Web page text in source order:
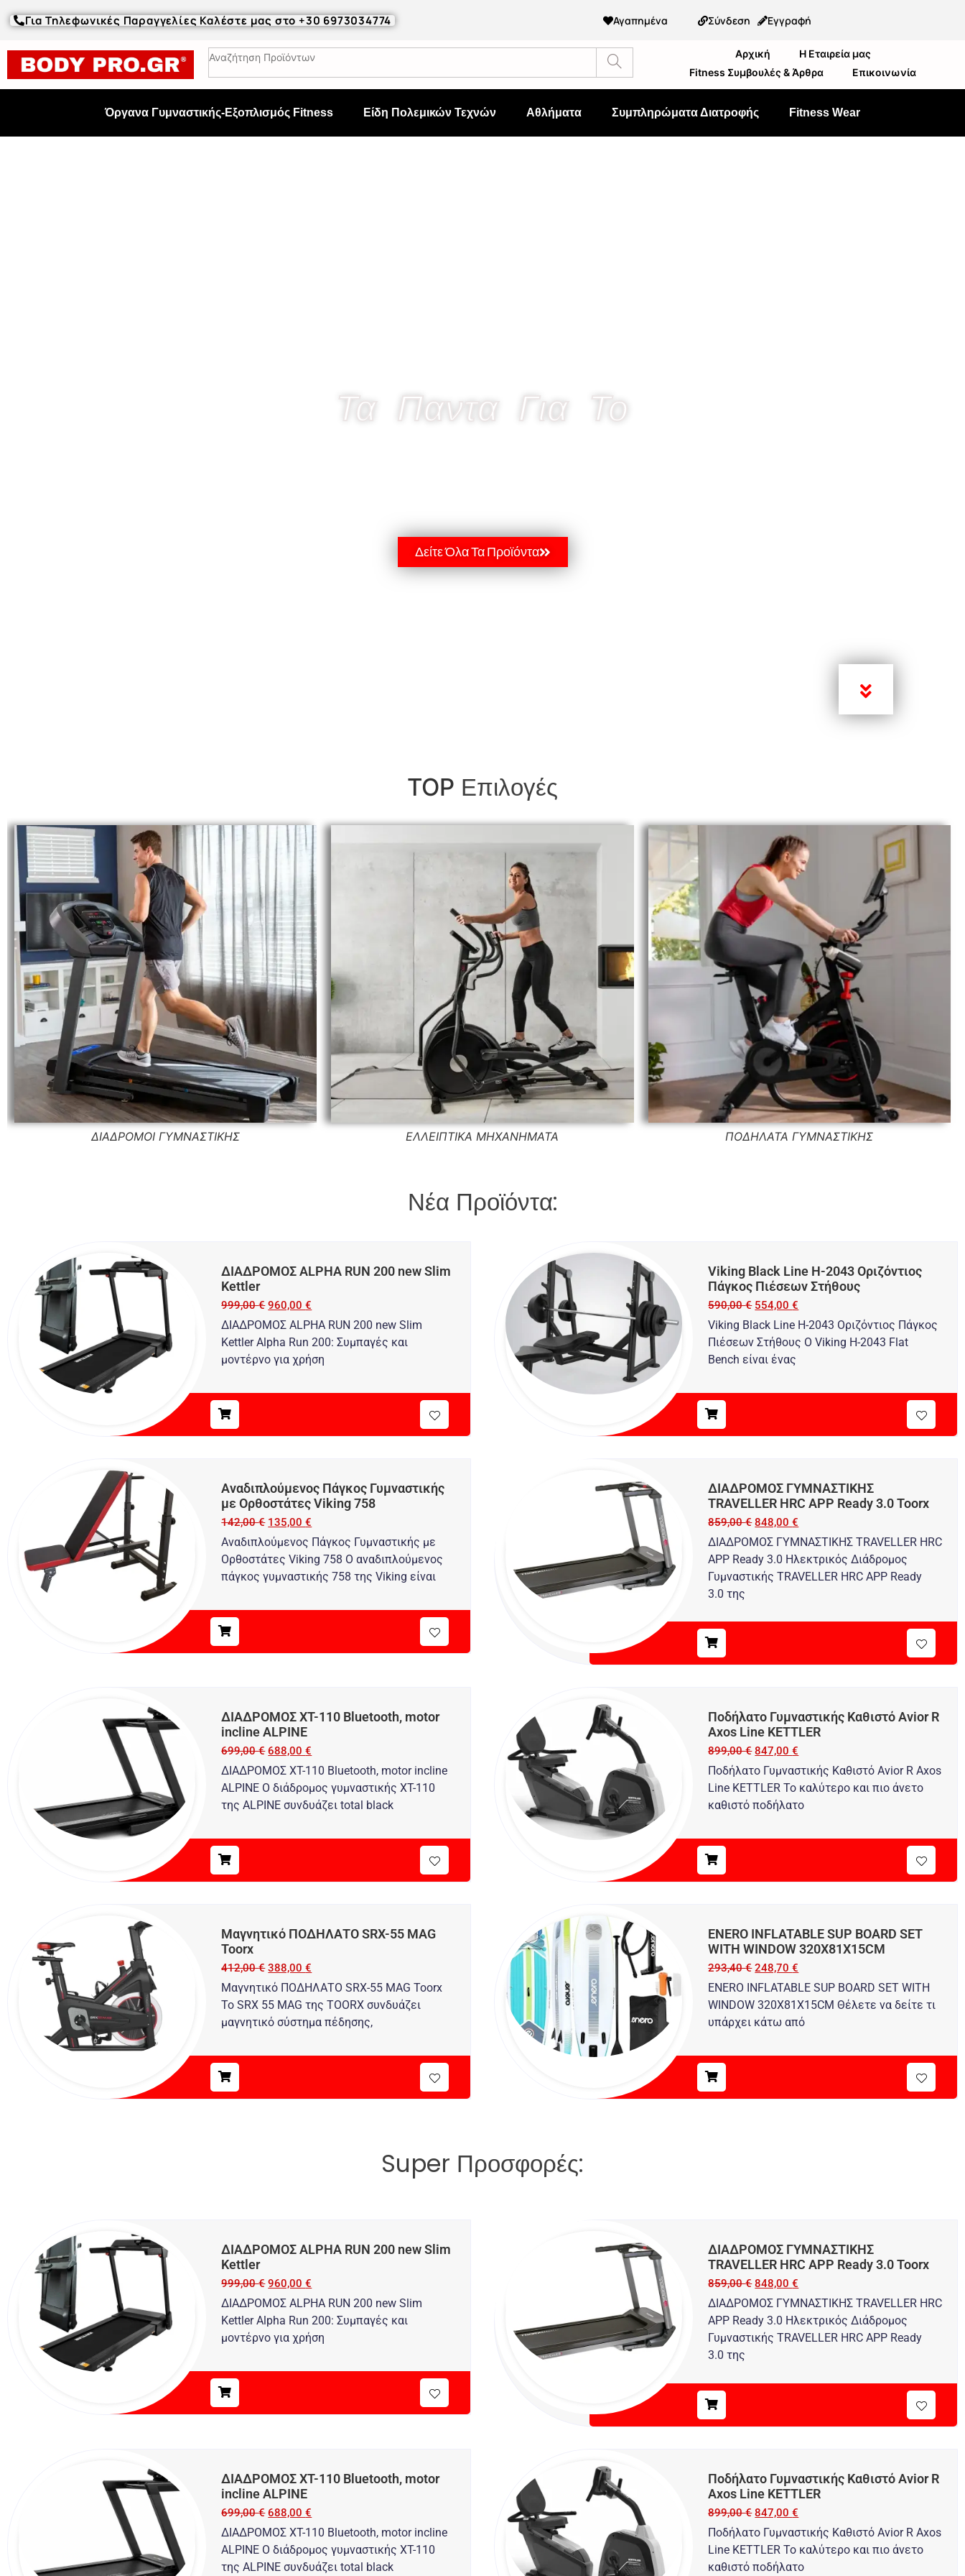
Για Τηλεφωνικές Παραγγελίες Καλέστε μας στο +30 6973034774 Αγαπημένα Σύνδεση Εγγραφή
Αρχική
Η Εταιρεία μας
Fitness Συμβουλές & Άρθρα
Επικοινωνία
Όργανα Γυμναστικής-Εξοπλισμός Fitness Είδη Πολεμικών Τεχνών Αθλήματα Συμπληρώματα Διατροφής Fitness Wear
Τα Παντα Για Το
Δείτε Όλα Τα Προϊόντα
TOP Επιλογές
ΔΙΑΔΡΟΜΟΙ ΓΥΜΝΑΣΤΙΚΗΣ ΕΛΛΕΙΠΤΙΚΑ ΜΗΧΑΝΗΜΑΤΑ ΠΟΔΗΛΑΤΑ ΓΥΜΝΑΣΤΙΚΗΣ
Νέα Προϊόντα:
ΔΙΑΔΡΟΜΟΣ ALPHA RUN 200 new Slim
Kettler
999,00€ 960,00€
ΔΙΑΔΡΟΜΟΣ ALPHA RUN 200 new Slim
Kettler Alpha Run 200: Συμπαγές και
μοντέρνο για χρήση
Viking Black Line H-2043 Οριζόντιος
Πάγκος Πιέσεων Στήθους
590,00€ 554,00€
Viking Black Line H-2043 Οριζόντιος Πάγκος
Πιέσεων Στήθους Ο Viking H-2043 Flat
Bench είναι ένας
Αναδιπλούμενος Πάγκος Γυμναστικής
με Ορθοστάτες Viking 758
142,00€ 135,00€
Αναδιπλούμενος Πάγκος Γυμναστικής με
Ορθοστάτες Viking 758 O αναδιπλούμενος
πάγκος γυμναστικής 758 της Viking είναι
ΔΙΑΔΡΟΜΟΣ ΓΥΜΝΑΣΤΙΚΗΣ
TRAVELLER HRC APP Ready 3.0 Toorx
859,00€ 848,00€
ΔΙΑΔΡΟΜΟΣ ΓΥΜΝΑΣΤΙΚΗΣ TRAVELLER HRC
APP Ready 3.0 Ηλεκτρικός Διάδρομος
Γυμναστικής TRAVELLER HRC APP Ready
3.0 της
ΔΙΑΔΡΟΜΟΣ XT-110 Bluetooth, motor
incline ALPINE
699,00€ 688,00€
ΔΙΑΔΡΟΜΟΣ XT-110 Bluetooth, motor incline
ALPINE O διάδρομος γυμναστικής XT-110
της ALPINE συνδυάζει total black
Ποδήλατο Γυμναστικής Καθιστό Avior R
Axos Line KETTLER
899,00€ 847,00€
Ποδήλατο Γυμναστικής Καθιστό Avior R Axos
Line KETTLER Το καλύτερο και πιο άνετο
καθιστό ποδήλατο
Μαγνητικό ΠΟΔΗΛΑΤΟ SRX-55 MAG
Toorx
412,00€ 388,00€
Μαγνητικό ΠΟΔΗΛΑΤΟ SRX-55 MAG Toorx
Το SRX 55 MAG της TOORX συνδυάζει
μαγνητικό σύστημα πέδησης,
ENERO INFLATABLE SUP BOARD SET
WITH WINDOW 320X81X15CM
293,40€ 248,70€
ENERO INFLATABLE SUP BOARD SET WITH
WINDOW 320X81X15CM Θέλετε να δείτε τι
υπάρχει κάτω από
Super Προσφορές:
ΔΙΑΔΡΟΜΟΣ ALPHA RUN 200 new Slim
Kettler
999,00€ 960,00€
ΔΙΑΔΡΟΜΟΣ ALPHA RUN 200 new Slim
Kettler Alpha Run 200: Συμπαγές και
μοντέρνο για χρήση
ΔΙΑΔΡΟΜΟΣ ΓΥΜΝΑΣΤΙΚΗΣ
TRAVELLER HRC APP Ready 3.0 Toorx
859,00€ 848,00€
ΔΙΑΔΡΟΜΟΣ ΓΥΜΝΑΣΤΙΚΗΣ TRAVELLER HRC
APP Ready 3.0 Ηλεκτρικός Διάδρομος
Γυμναστικής TRAVELLER HRC APP Ready
3.0 της
ΔΙΑΔΡΟΜΟΣ XT-110 Bluetooth, motor
incline ALPINE
699,00€ 688,00€
ΔΙΑΔΡΟΜΟΣ XT-110 Bluetooth, motor incline
ALPINE O διάδρομος γυμναστικής XT-110
της ALPINE συνδυάζει total black
Ποδήλατο Γυμναστικής Καθιστό Avior R
Axos Line KETTLER
899,00€ 847,00€
Ποδήλατο Γυμναστικής Καθιστό Avior R Axos
Line KETTLER Το καλύτερο και πιο άνετο
καθιστό ποδήλατο